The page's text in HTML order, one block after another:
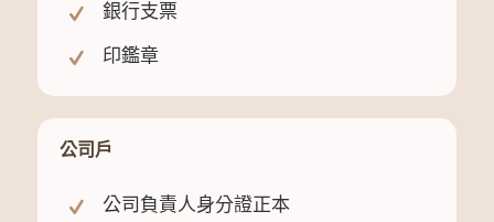
銀行支票
印鑑章
公司戶
公司負責人身分證正本